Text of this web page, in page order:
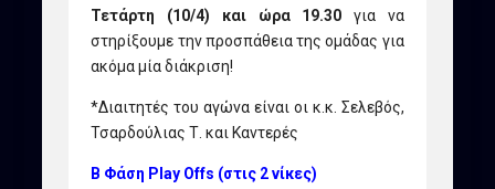
Τετάρτη (10/4) και ώρα 19.30 για να
στηρίξουμε την προσπάθεια της ομάδας για
ακόμα μία διάκριση!
*Διαιτητές του αγώνα είναι οι κ.κ. Σελεβός,
Τσαρδούλιας Τ. και Καντερές
Β Φάση Play Offs (στις 2 νίκες)